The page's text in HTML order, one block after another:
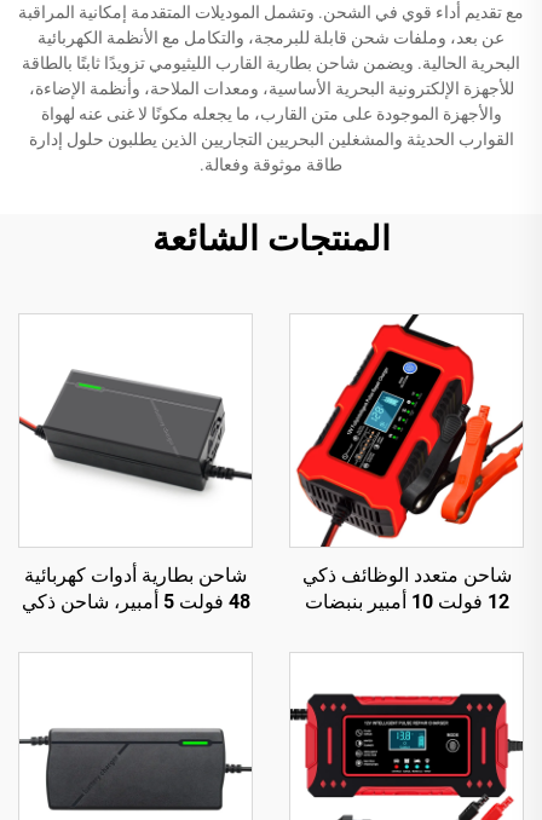
مع تقديم أداء قوي في الشحن. وتشمل الموديلات المتقدمة إمكانية المراقبة
عن بعد، وملفات شحن قابلة للبرمجة، والتكامل مع الأنظمة الكهربائية
البحرية الحالية. ويضمن شاحن بطارية القارب الليثيومي تزويدًا ثابتًا بالطاقة
للأجهزة الإلكترونية البحرية الأساسية، ومعدات الملاحة، وأنظمة الإضاءة،
والأجهزة الموجودة على متن القارب، ما يجعله مكونًا لا غنى عنه لهواة
القوارب الحديثة والمشغلين البحريين التجاريين الذين يطلبون حلول إدارة
طاقة موثوقة وفعالة.
المنتجات الشائعة
شاحن متعدد الوظائف ذكي
12 فولت 10 أمبير بنبضات
للبطاريات الرصاصية الحمضية
شاحن بطارية أدوات كهربائية
48 فولت 5 أمبير، شاحن ذكي
شاحن Lifepo4 للدراجة